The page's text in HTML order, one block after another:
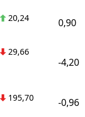
20,24 0,90
29,66
-4,20
195,70 -0,96